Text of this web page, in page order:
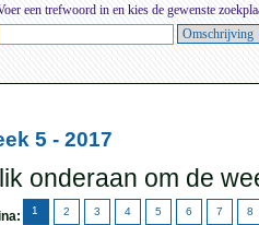
een trefwoord in en kies de gewenste
5 - 2017
onderaan om de
1 2 3 4 5 6 7 8